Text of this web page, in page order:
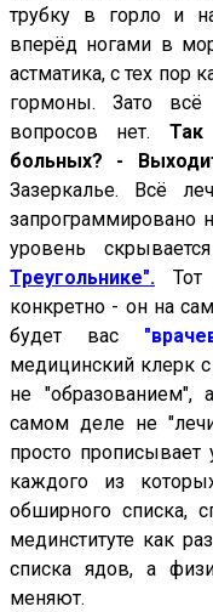
трубку в горло и
вперёд ногами в
астматика, с тех пор
гормоны. Зато
вопросов нет.
больных? -
Зазеркалье. Всё
запрограммировано
уровень
Треугольнике". Тот
конкретно - он на
будет вас
медицинский клерк
не "образованием", а
самом деле не
просто
каждого из
обширного списка,
мединституте как
списка ядов, а
меняют.